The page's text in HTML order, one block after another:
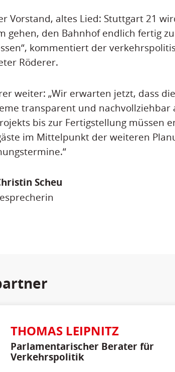
Vorstand, altes Lied: Stuttgart 21
gehen, den Bahnhof endlich fertig
kommentiert der
Röderer.
weiter: „Wir erwarten jetzt, dass
transparent und nachvollziehbar
bis zur Fertigstellung müssen
im Mittelpunkt der weiteren
Scheu
THOMAS LEIPNITZ
Parlamentarischer Berater für
Verkehrspolitik